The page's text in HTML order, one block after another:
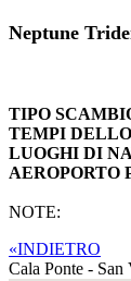
Neptune
TIPO
TEMPI
LUOGHI DI
AEROPORTO
NOTE:
«INDIETRO
Cala Ponte -